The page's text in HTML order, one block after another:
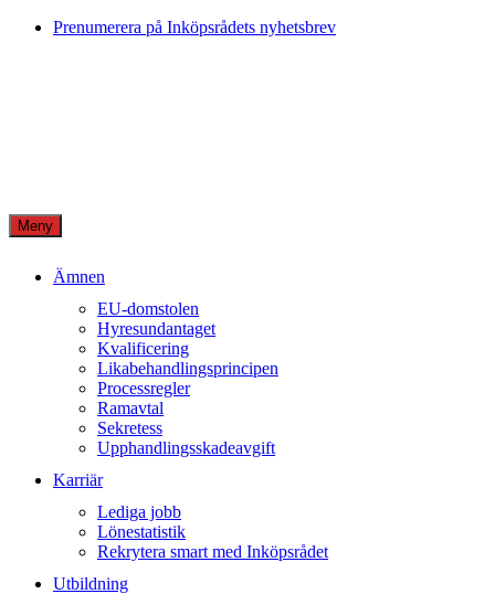
Skip
Prenumerera på Inköpsrådets nyhetsbrev
Meny
Ämnen
EU-domstolen
Hyresundantaget
Kvalificering
Likabehandlingsprincipen
Processregler
Ramavtal
Sekretess
Upphandlingsskadeavgift
Karriär
Lediga jobb
Lönestatistik
Rekrytera smart med Inköpsrådet
Utbildning